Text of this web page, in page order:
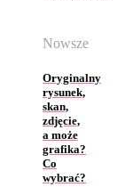
Nowsze
Oryginalny
rysunek,
skan,
zdjęcie,
a może
grafika?
Co
wybrać?